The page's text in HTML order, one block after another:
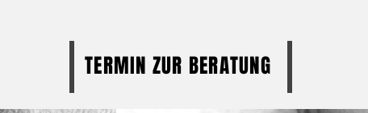
TERMIN ZUR BERATUNG